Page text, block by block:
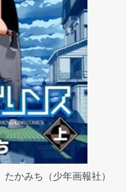
かみち（少年画報社）